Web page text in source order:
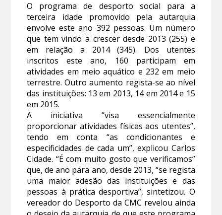
O programa de desporto social para a
terceira idade promovido pela autarquia
envolve este ano 392 pessoas. Um número
que tem vindo a crescer desde 2013 (255) e
em relação a 2014 (345). Dos utentes
inscritos este ano, 160 participam em
atividades em meio aquático e 232 em meio
terrestre. Outro aumento regista-se ao nível
das instituições: 13 em 2013, 14 em 2014 e 15
em 2015.
A iniciativa “visa essencialmente
proporcionar atividades físicas aos utentes”,
tendo em conta “as condicionantes e
especificidades de cada um”, explicou Carlos
Cidade. “É com muito gosto que verificamos”
que, de ano para ano, desde 2013, “se regista
uma maior adesão das instituições e das
pessoas à prática desportiva”, sintetizou. O
vereador do Desporto da CMC revelou ainda